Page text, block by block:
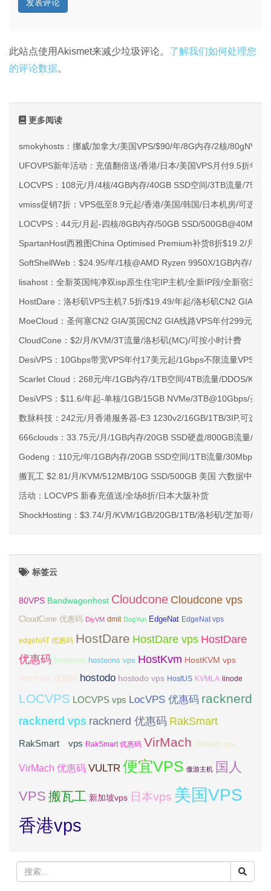
此站点使用Akismet来减少垃圾评论。 了解我们如何处理您
的评论数据。
更多阅读
smokyhosts：挪威/加拿大/美国VPS/$90/年/8G内存/2核/
UFOVPS新年活动：充值翻倍送/香港/日本/美国VPS月付9.5折年
LOCVPS：108元/月/4核/4GB内存/40GB SSD空间/3TB流量/
vmiss促销7折：VPS低至8.9元起/香港/美国/韩国/日本机房/可选
LOCVPS：44元/月起-四核/8GB内存/50GB SSD/
SpartanHost西雅图China Optimised Premium补货8折$19.2/月起
SoftShellWeb：$24.95/年/1核@AMD Ryzen 9950X/1GB内存/
lisahost：全新英国纯净双isp原生住宅IP主机/全新IP段/全新宿主机
HostDare：洛杉矶VPS主机7.5折/$19.49/年起/洛杉矶CN2 GIA/日
MoeCloud：圣何塞CN2 GIA/英国CN2 GIA线路VPS年付299元起
CloudCone：$2/月/KVM/3T流量/洛杉矶(MC)/可按小时计费
DesiVPS：10Gbps带宽VPS年付17美元起/1Gbps不限流量VPS年
Scarlet Cloud：268元/年/1GB内存/1TB空间/4TB流量/DDOS/KVM/
DesiVPS：$11.6/年起-单核/1GB/15GB NVMe/3TB@10Gbps/圣何
数脉科技：242元/月香港服务器-E3 1230v2/16GB/1TB/3IP,可选
666clouds：33.75元/月/1GB内存/20GB SSD硬盘/800GB流量/
Godeng：110元/年/1GB内存/20GB SSD空间/1TB流量/30Mbps/
搬瓦工 $2.81/月/KVM/512MB/10G SSD/500GB 美国 六数据中心
活动：LOCVPS 新春充值送/全场8折/日本大阪补货
ShockHosting：$3.74/月/KVM/1GB/20GB/1TB/洛杉矶/芝加哥/荷
标签云
80VPS Bandwagonhost Cloudcone Cloudcone vps
CloudCone 优惠码 DiyVM dmit DogYun EdgeNat EdgeNat vps
edgeNAT 优惠码 HostDare HostDare vps HostDare
优惠码 hosteons hosteons vps HostKvm HostKVM vps
HostKvm 优惠码 hostodo hostodo vps HostUS KVMLA linode
LOCVPS LOCVPS vps LocVPS 优惠码 racknerd
racknerd vps racknerd 优惠码 RakSmart
RakSmart vps RakSmart 优惠码 VirMach VirMach vps
VirMach 优惠码 VULTR 便宜VPS 傲游主机 国人
VPS 搬瓦工 新加坡vps 日本vps 美国VPS
香港vps